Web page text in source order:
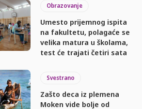
Obrazovanje
Umesto prijemnog ispita
na fakultetu, polagaće se
velika matura u školama,
test će trajati četiri sata
Svestrano
Zašto deca iz plemena
Moken vide bolje od